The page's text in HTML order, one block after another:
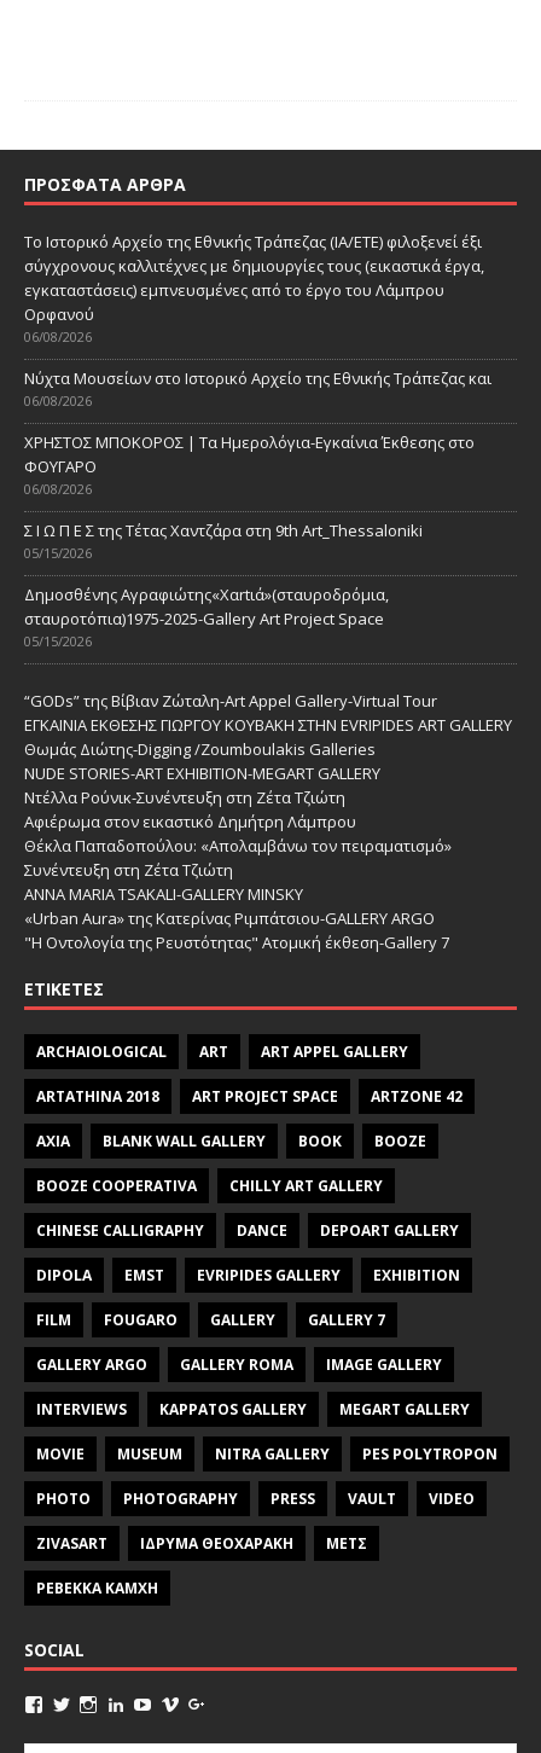
ΠΡΌΣΦΑΤΑ ΆΡΘΡΑ
Το Ιστορικό Αρχείο της Εθνικής Τράπεζας (ΙΑ/ΕΤΕ) φιλοξενεί έξι
σύγχρονους καλλιτέχνες με δημιουργίες τους (εικαστικά έργα,
εγκαταστάσεις) εμπνευσμένες από το έργο του Λάμπρου
Ορφανού
06/08/2026
Νύχτα Μουσείων στο Ιστορικό Αρχείο της Εθνικής Τράπεζας και
06/08/2026
ΧΡΗΣΤΟΣ ΜΠΟΚΟΡΟΣ | Τα Ημερολόγια-Εγκαίνια Έκθεσης στο
ΦΟΥΓΑΡΟ
06/08/2026
Σ Ι Ω Π Ε Σ της Τέτας Χαντζάρα στη 9th Art_Thessaloniki
05/15/2026
Δημοσθένης Αγραφιώτης«Xαrtιά»(σταυροδρόμια,
σταυροτόπια)1975-2025-Gallery Art Project Space
05/15/2026
“GODs” της Βίβιαν Ζώταλη-Art Appel Gallery-Virtual Tour
ΕΓΚΑΙΝΙΑ ΕΚΘΕΣΗΣ ΓΙΩΡΓΟΥ ΚΟΥΒΑΚΗ ΣΤΗΝ EVRIPIDES ART GALLERY
Θωμάς Διώτης-Digging /Zoumboulakis Galleries
NUDE STORIES-ΑRT EXHIBITION-MEGART GALLERY
Ντέλλα Ρούνικ-Συνέντευξη στη Ζέτα Τζιώτη
Αφιέρωμα στον εικαστικό Δημήτρη Λάμπρου
Θέκλα Παπαδοπούλου: «Απολαμβάνω τον πειραματισμό»
Συνέντευξη στη Ζέτα Τζιώτη
ANNA MARIA TSAKALI-GALLERY MINSKY
«Urban Aura» της Κατερίνας Ριμπάτσιου-GALLERY ARGO
"Η Οντολογία της Ρευστότητας" Ατομική έκθεση-Gallery 7
ΕΤΙΚΈΤΕΣ
ARCHAIOLOGICAL ART ART APPEL GALLERY
ARTATHINA 2018 ART PROJECT SPACE ARTZONE 42
AXIA BLANK WALL GALLERY BOOK BOOZE
BOOZE COOPERATIVA CHILLY ART GALLERY
CHINESE CALLIGRAPHY DANCE DEPOART GALLERY
DIPOLA EMST EVRIPIDES GALLERY EXHIBITION
FILM FOUGARO GALLERY GALLERY 7
GALLERY ARGO GALLERY ROMA IMAGE GALLERY
INTERVIEWS KAPPATOS GALLERY MEGART GALLERY
MOVIE MUSEUM NITRA GALLERY PES POLYTROPON
PHOTO PHOTOGRAPHY PRESS VAULT VIDEO
ZIVASART ΙΔΡΥΜΑ ΘΕΟΧΑΡΑΚΗ ΜΕΤΣ
ΡΕΒΕΚΚΑ ΚΑΜΧΗ
SOCIAL